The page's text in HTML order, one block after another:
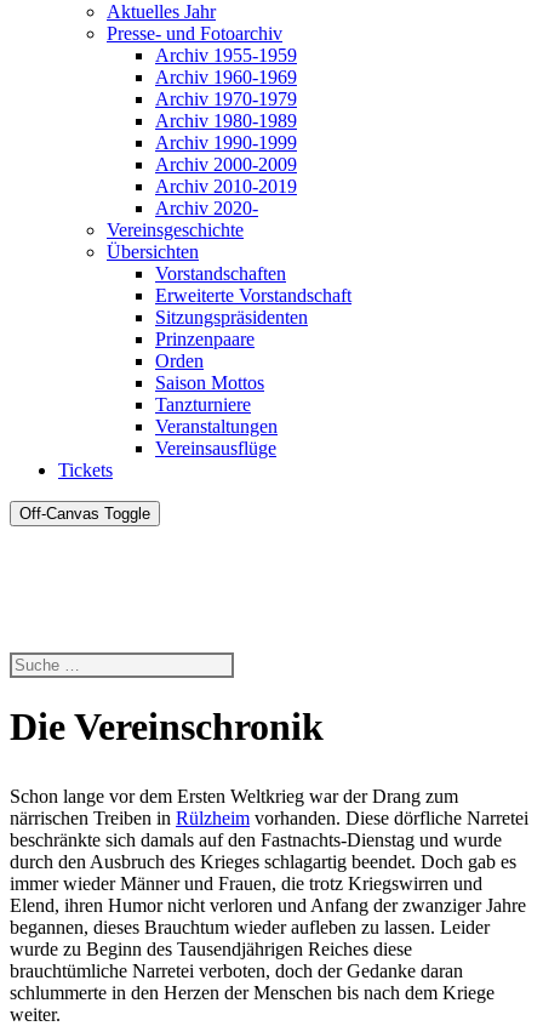
Aktuelles Jahr
Presse- und Fotoarchiv
Archiv 1955-1959
Archiv 1960-1969
Archiv 1970-1979
Archiv 1980-1989
Archiv 1990-1999
Archiv 2000-2009
Archiv 2010-2019
Archiv 2020-
Vereinsgeschichte
Übersichten
Vorstandschaften
Erweiterte Vorstandschaft
Sitzungspräsidenten
Prinzenpaare
Orden
Saison Mottos
Tanzturniere
Veranstaltungen
Vereinsausflüge
Tickets
Off-Canvas Toggle
Die Vereinschronik
Schon lange vor dem Ersten Weltkrieg war der Drang zum
närrischen Treiben in Rülzheim vorhanden. Diese dörfliche Narretei
beschränkte sich damals auf den Fastnachts-Dienstag und wurde
durch den Ausbruch des Krieges schlagartig beendet. Doch gab es
immer wieder Männer und Frauen, die trotz Kriegswirren und
Elend, ihren Humor nicht verloren und Anfang der zwanziger Jahre
begannen, dieses Brauchtum wieder aufleben zu lassen. Leider
wurde zu Beginn des Tausendjährigen Reiches diese
brauchtümliche Narretei verboten, doch der Gedanke daran
schlummerte in den Herzen der Menschen bis nach dem Kriege
weiter.